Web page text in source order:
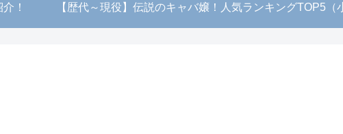
！ 【歴代～現役】伝説のキャバ嬢！人気ランキングTOP5（